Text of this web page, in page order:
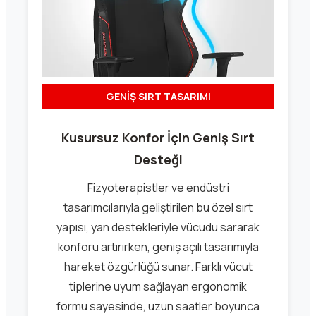
GENİŞ SIRT TASARIMI
Kusursuz Konfor İçin Geniş Sırt
Desteği
Fizyoterapistler ve endüstri
tasarımcılarıyla geliştirilen bu özel sırt
yapısı, yan destekleriyle vücudu sararak
konforu artırırken, geniş açılı tasarımıyla
hareket özgürlüğü sunar. Farklı vücut
tiplerine uyum sağlayan ergonomik
formu sayesinde, uzun saatler boyunca